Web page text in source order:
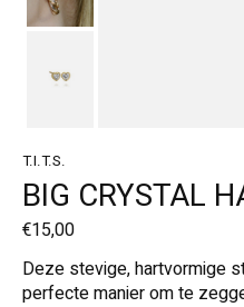
T.I.T.S.
BIG CRYSTAL
€15,00
Deze stevige, hartvormige
perfecte manier om te